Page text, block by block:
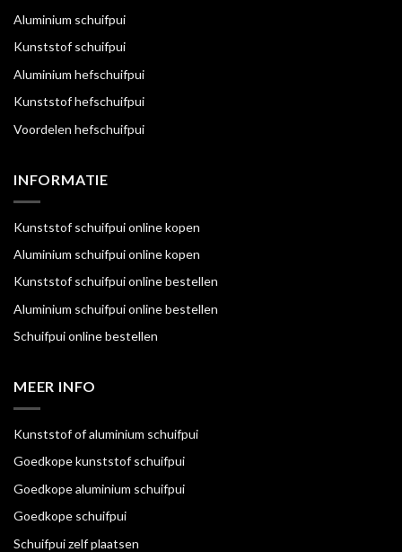
Aluminium schuifpui
Kunststof schuifpui
Aluminium hefschuifpui
Kunststof hefschuifpui
Voordelen hefschuifpui
INFORMATIE
Kunststof schuifpui online kopen
Aluminium schuifpui online kopen
Kunststof schuifpui online bestellen
Aluminium schuifpui online bestellen
Schuifpui online bestellen
MEER INFO
Kunststof of aluminium schuifpui
Goedkope kunststof schuifpui
Goedkope aluminium schuifpui
Goedkope schuifpui
Schuifpui zelf plaatsen